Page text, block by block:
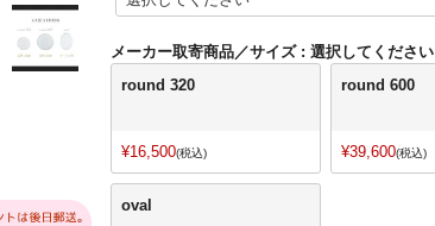
メーカー取寄商品／サイズ
選択してください
round 320
¥16,500 税込
round 600
¥39,600 税込
oval